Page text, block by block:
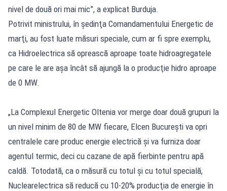
nivel de două ori mai mic”, a explicat Burduja.
Potrivit ministrului, în şedinţa Comandamentului Energetic de
marţi, au fost luate măsuri speciale, cum ar fi spre exemplu,
ca Hidroelectrica să oprească aproape toate hidroagregatele
pe care le are aşa încât să ajungă la o producţie hidro aproape
de 0 MW.
„La Complexul Energetic Oltenia vor merge doar două grupuri la
un nivel minim de 80 de MW fiecare, Elcen Bucureşti va opri
centralele care produc energie electrică şi va furniza doar
agentul termic, deci cu cazane de apă fierbinte pentru apă
caldă. Totodată, ca o măsură cu totul şi cu totul specială,
Nuclearelectrica să reducă cu 10-20% producţia de energie în